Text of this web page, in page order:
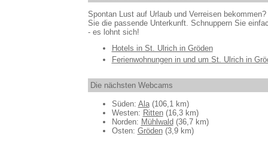
Spontan Lust auf Urlaub und Verreisen
Sie die passende Unterkunft. Schnuppern Sie
- es lohnt sich!
Hotels in St. Ulrich in Gröden
Ferienwohnungen in und um St. Ulrich in
Die nächsten Webcams
Süden: Ala(106,1 km)
Westen: Ritten(16,3 km)
Norden: Mühlwald (36,7 km)
Osten: Gröden(3,9 km)